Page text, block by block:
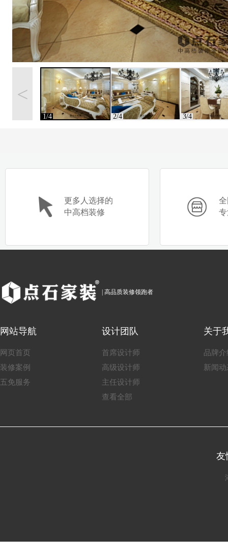
<
1/4 2/4 3/4
更多人选择的
中高档装修
| 高品质装修领跑者
网站导航
网页首页
装修案例
五免服务
设计团队
首席设计师
高级设计师
主任设计师
查看全部
关于
品牌介
新闻动
友